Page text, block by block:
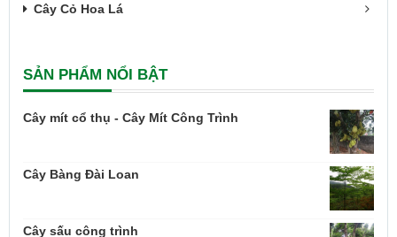
Cây Cỏ Hoa Lá
SẢN PHẨM NỔI BẬT
Cây mít cổ thụ - Cây Mít Công Trình
Cây Bàng Đài Loan
Cây sấu công trình